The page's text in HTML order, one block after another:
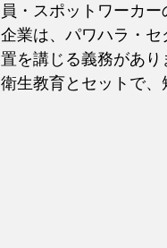
員・スポットワーカ
企業は、パワハラ・
置を講じる義務があ
衛生教育とセットで、